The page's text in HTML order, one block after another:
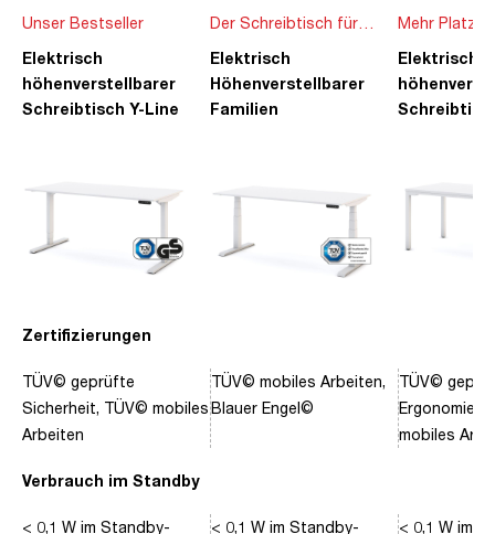
Zertifizierungen
Verbrauch im Standby
Unser Bestseller
Elektrisch
höhenverstellbarer
Schreibtisch Y-Line
TÜV© geprüfte
Sicherheit, TÜV© mobiles
Arbeiten
< 0,1 W im Standby-
Der Schreibtisch für
die ganze Familie
Elektrisch
Höhenverstellbarer
Familien
TÜV© mobiles Arbeiten,
Blauer Engel©
< 0,1 W im Standby-
Mehr Platz
Ideen
Elektrisch
TÜV©
Ergonomie,
mobiles
< 0,1 W im